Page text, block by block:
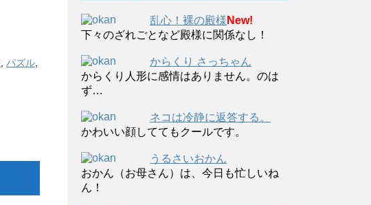
パズル
乱心！裸の殿様 New!
下々のざれごとなど殿様に関係なし！
からくり さっちゃん
からくり人形に感情はありません。のは
ず…
ネコは冷静に返答する。
かわいい顔しててもクールです。
うるさいおかん
おかん（お母さん）は、今日も忙しいね
ん！